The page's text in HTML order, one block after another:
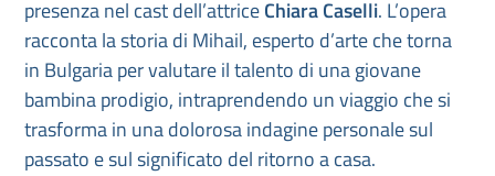
presenza nel cast dell’attriceChiara Caselli. L’opera
racconta la storia di Mihail, esperto d’arte che torna
in Bulgaria per valutare il talento di una giovane
bambina prodigio, intraprendendo un viaggio che si
trasforma in una dolorosa indagine personale sul
passato e sul significato del ritorno a casa.